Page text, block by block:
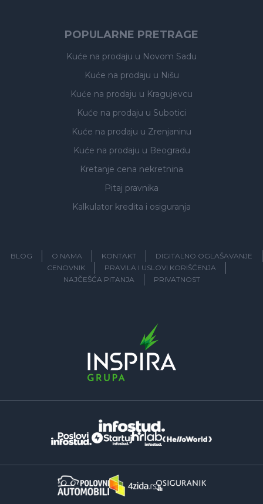
POPULARNE PRETRAGE
Kuće na prodaju u Novom Sadu
Kuće na prodaju u Nišu
Kuće na prodaju u Kragujevcu
Kuće na prodaju u Subotici
Kuće na prodaju u Zrenjaninu
Kuće na prodaju u Beogradu
Kretanje cena nekretnina
Pitaj pravnika
Kalkulator kredita i osiguranja
BLOG O NAMA KONTAKT
DIGITALNO OGLAŠAVANJE
CENOVNIK
PRAVILA I USLOVI KORIŠĆENJA
NAJČEŠĆA PITANJA
PRIVATNOST